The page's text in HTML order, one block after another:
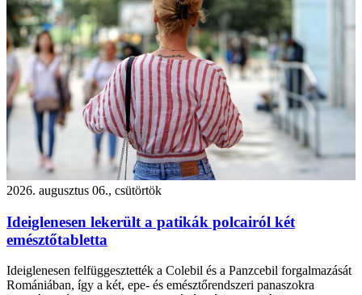
2026. augusztus 06., csütörtök
Ideiglenesen lekerült a patikák polcairól két
emésztőtabletta
Ideiglenesen felfüggesztették a Colebil és a Panzcebil forgalmazását
Romániában, így a két, epe- és emésztőrendszeri panaszokra